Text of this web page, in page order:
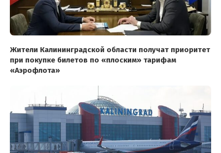
Жители Калининградской области получат приоритет
при покупке билетов по «плоским» тарифам
«Аэрофлота»